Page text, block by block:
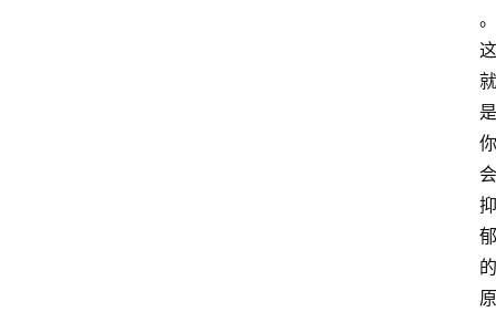
。
这
就
是
你
会
抑
郁
的
原